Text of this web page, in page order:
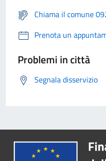
Chiama il comune
Prenota un
Problemi in città
Segnala disservizio